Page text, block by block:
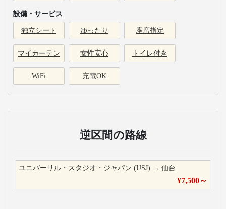
設備・サービス
独立シート ゆったり 座席指定
マイカーテン 女性安心 トイレ付き
WiFi 充電OK
逆区間の路線
ユニバーサル・スタジオ・ジャパン (USJ) → 仙台
¥7,500～